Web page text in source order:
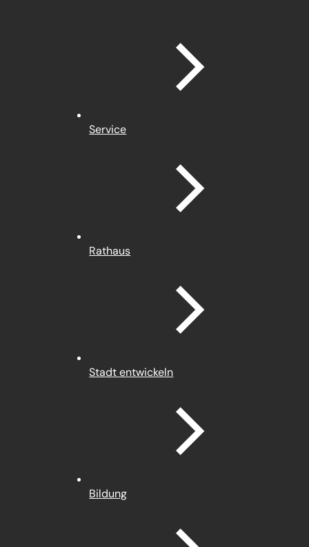
Service
Rathaus
Stadt entwickeln
Bildung